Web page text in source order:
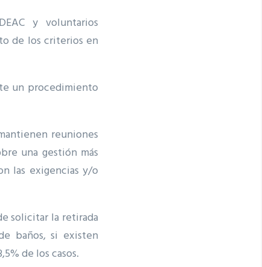
y voluntarios
de los criterios en
un procedimiento
reuniones
una gestión más
las exigencias y/o
solicitar la retirada
baños, si existen
de los casos.